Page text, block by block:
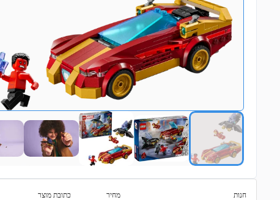
חנות מחיר כתובת מוצר